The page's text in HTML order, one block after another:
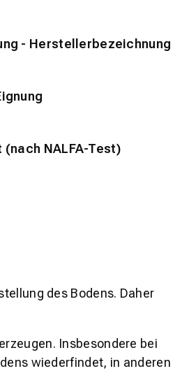
- Herstellerbezeichnung
NALFA-Test)
des Bodens. Daher
Insbesondere bei
wiederfindet, in anderen